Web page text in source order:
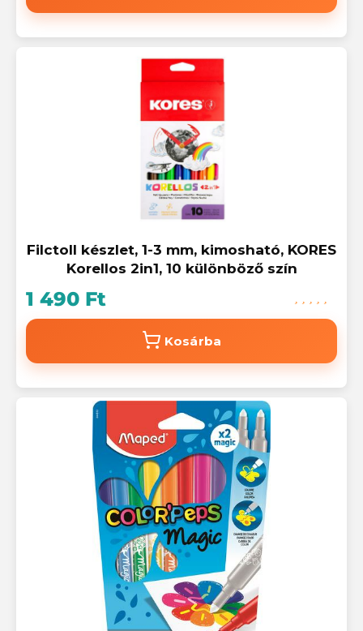
Filctoll készlet, 1-3 mm, kimosható, KORES
Korellos 2in1, 10 különböző szín
1 490 Ft
Kosárba